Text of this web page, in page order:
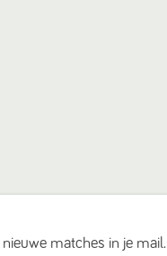
nieuwe matches in je mail.